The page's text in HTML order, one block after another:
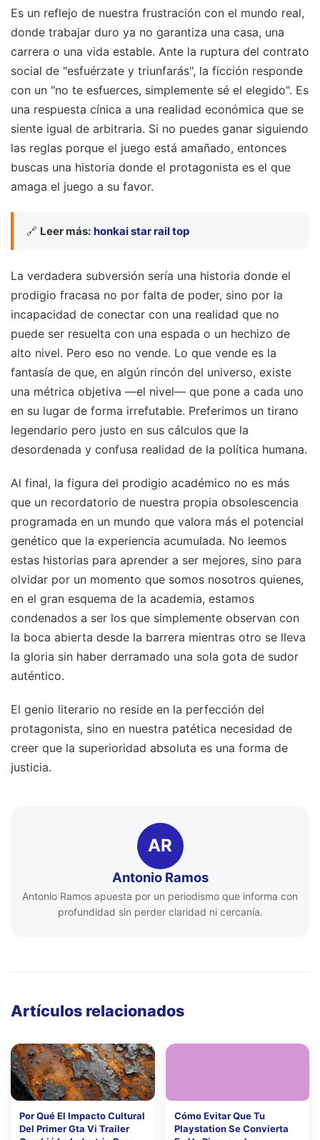
Es un reflejo de nuestra frustración con el mundo real,
donde trabajar duro ya no garantiza una casa, una
carrera o una vida estable. Ante la ruptura del contrato
social de "esfuérzate y triunfarás", la ficción responde
con un "no te esfuerces, simplemente sé el elegido". Es
una respuesta cínica a una realidad económica que se
siente igual de arbitraria. Si no puedes ganar siguiendo
las reglas porque el juego está amañado, entonces
buscas una historia donde el protagonista es el que
amaga el juego a su favor.
🔗 Leer más: honkai star rail top
La verdadera subversión sería una historia donde el
prodigio fracasa no por falta de poder, sino por la
incapacidad de conectar con una realidad que no
puede ser resuelta con una espada o un hechizo de
alto nivel. Pero eso no vende. Lo que vende es la
fantasía de que, en algún rincón del universo, existe
una métrica objetiva —el nivel— que pone a cada uno
en su lugar de forma irrefutable. Preferimos un tirano
legendario pero justo en sus cálculos que la
desordenada y confusa realidad de la política humana.
Al final, la figura del prodigio académico no es más
que un recordatorio de nuestra propia obsolescencia
programada en un mundo que valora más el potencial
genético que la experiencia acumulada. No leemos
estas historias para aprender a ser mejores, sino para
olvidar por un momento que somos nosotros quienes,
en el gran esquema de la academia, estamos
condenados a ser los que simplemente observan con
la boca abierta desde la barrera mientras otro se lleva
la gloria sin haber derramado una sola gota de sudor
auténtico.
El genio literario no reside en la perfección del
protagonista, sino en nuestra patética necesidad de
creer que la superioridad absoluta es una forma de
justicia.
AR
Antonio Ramos
Antonio Ramos apuesta por un periodismo que informa con
profundidad sin perder claridad ni cercanía.
Artículos relacionados
Por Qué El Impacto Cultural
Del Primer Gta Vi Trailer
Cómo Evitar Que Tu
Playstation Se Convierta